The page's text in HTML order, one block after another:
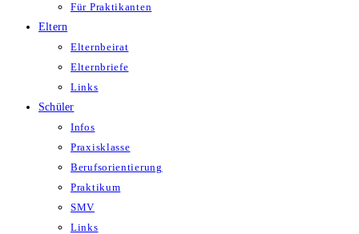
Für Praktikanten
Eltern
Elternbeirat
Elternbriefe
Links
Schüler
Infos
Praxisklasse
Berufsorientierung
Praktikum
SMV
Links